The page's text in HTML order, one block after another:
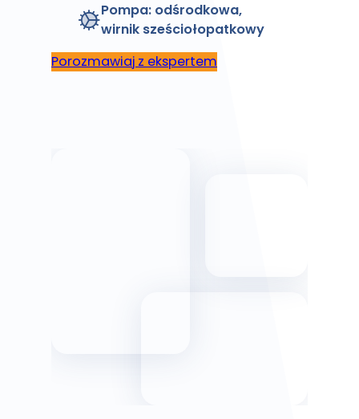
Pompa: odśrodkowa,
wirnik sześciołopatkowy
Porozmawiaj z ekspertem